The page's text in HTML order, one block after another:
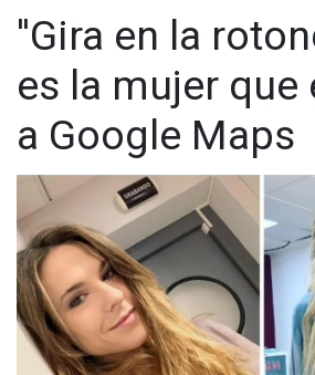
''Gira en la
es la mujer que
a Google Maps